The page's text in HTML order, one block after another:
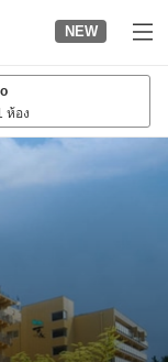
NEW
ห้อง